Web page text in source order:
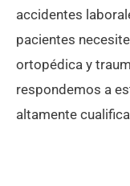
accidentes
pacientes
ortopédica y
respondemos a
altamente